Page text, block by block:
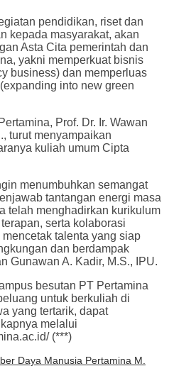
pendidikan, riset dan
kepada masyarakat, akan
Asta Cita pemerintah dan
yakni memperkuat bisnis
business) dan memperluas
into new green
Prof. Dr. Ir. Wawan
turut menyampaikan
kuliah umum Cipta
menumbuhkan semangat
tantangan energi masa
telah menghadirkan kurikulum
serta kolaborasi
talenta yang siap
dan berdampak
Gunawan A. Kadir, M.S., IPU.
besutan PT Pertamina
untuk berkuliah di
yang tertarik, dapat
melalui
(***)
Daya Manusia Pertamina M.